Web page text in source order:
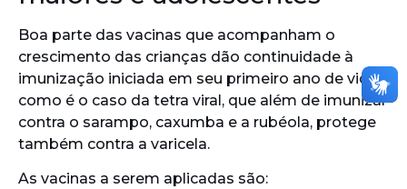
Boa parte das vacinas que acompanham o
crescimento das crianças dão continuidade à
imunização iniciada em seu primeiro ano de vida,
como é o caso da tetra viral, que além de imunizar
contra o sarampo, caxumba e a rubéola, protege
também contra a varicela.
As vacinas a serem aplicadas são: